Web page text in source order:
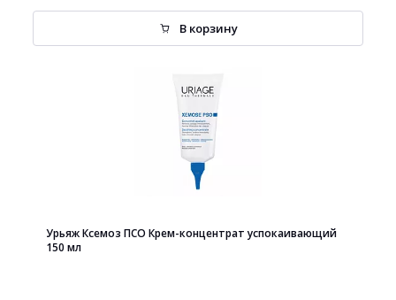
В корзину
Урьяж Ксемоз ПСО Крем-концентрат успокаивающий
150 мл